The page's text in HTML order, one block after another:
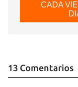
CADA
13 Comentarios